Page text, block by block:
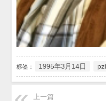
标签： 1995年3月14日
上一篇